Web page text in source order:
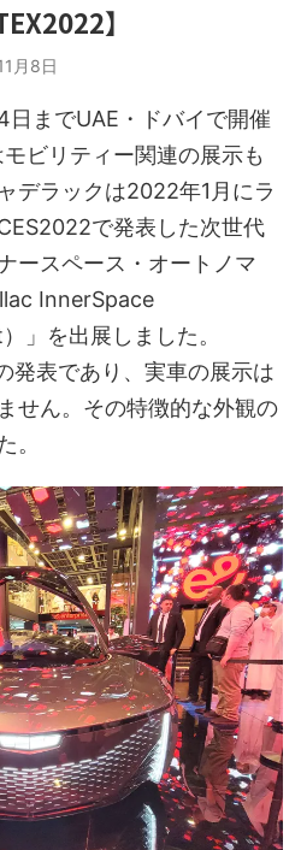
】
月8日
までUAE・ドバイで開催
ビリティー関連の展示も
デラックは2022年1月にラ
で発表した次世代
ースペース・オートノマ
InnerSpace
」を出展しました。
発表であり、実車の展示は
せん。その特徴的な外観の
。